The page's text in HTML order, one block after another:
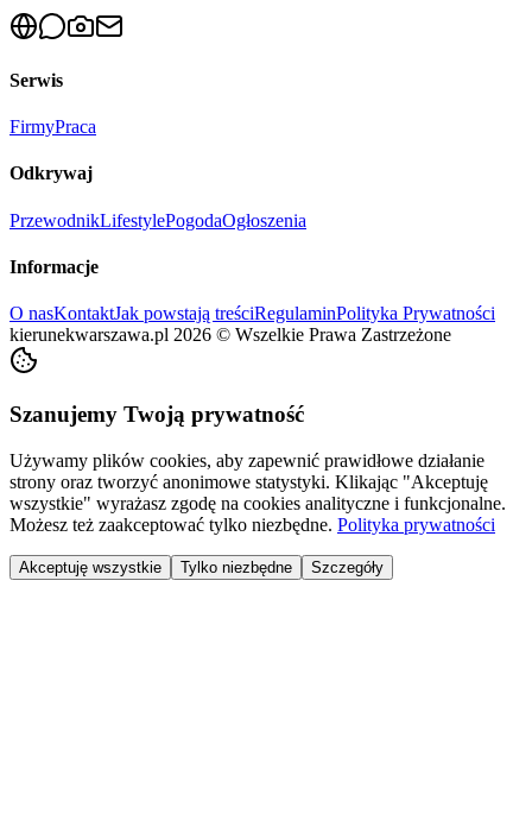
Serwis
FirmyPraca
Odkrywaj
PrzewodnikLifestylePogodaOgłoszenia
Informacje
O nasKontaktJak powstają treściRegulaminPolityka Prywatności
kierunekwarszawa.pl 2026 © Wszelkie Prawa Zastrzeżone
Szanujemy Twoją prywatność
Używamy plików cookies, aby zapewnić prawidłowe działanie
strony oraz tworzyć anonimowe statystyki. Klikając "Akceptuję
wszystkie" wyrażasz zgodę na cookies analityczne i funkcjonalne.
Możesz też zaakceptować tylko niezbędne. Polityka prywatności
Akceptuję wszystkie Tylko niezbędne Szczegóły